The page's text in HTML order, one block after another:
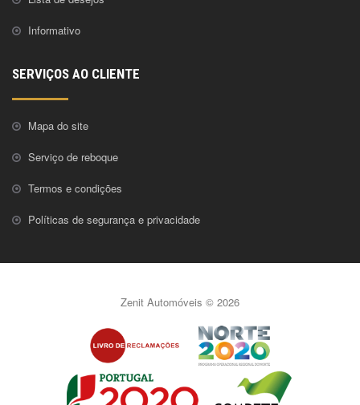
Informativo
SERVIÇOS AO CLIENTE
Mapa do site
Serviço de reboque
Termos e condições
Políticas de segurança e privacidade
Zenit Automóveis © 2026